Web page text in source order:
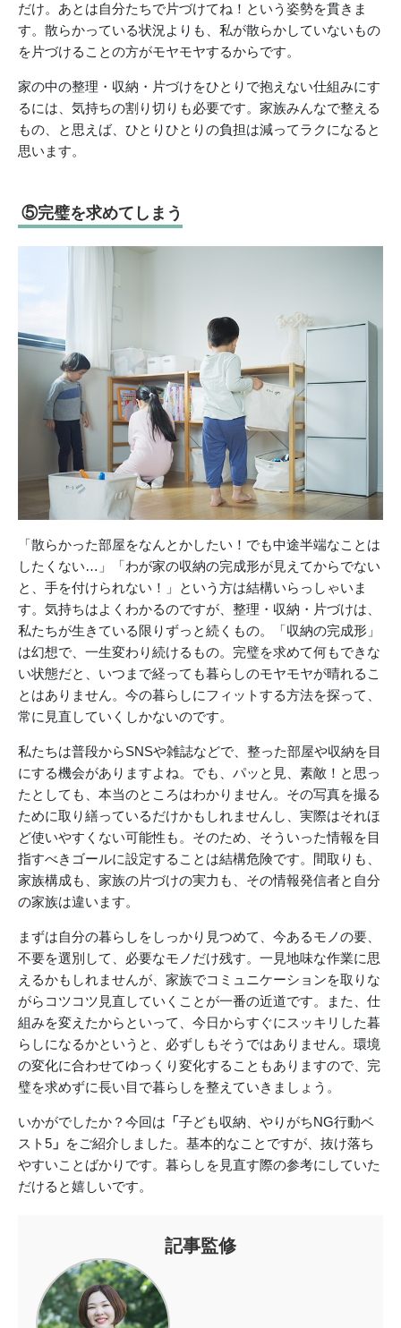
だけ。あとは自分たちで片づけてね！という姿勢を貫きま
す。散らかっている状況よりも、私が散らかしていないもの
を片づけることの方がモヤモヤするからです。
家の中の整理・収納・片づけをひとりで抱えない仕組みにす
るには、気持ちの割り切りも必要です。家族みんなで整える
もの、と思えば、ひとりひとりの負担は減ってラクになると
思います。
⑤完璧を求めてしまう
「散らかった部屋をなんとかしたい！でも中途半端なことは
したくない…」「わが家の収納の完成形が見えてからでない
と、手を付けられない！」という方は結構いらっしゃいま
す。気持ちはよくわかるのですが、整理・収納・片づけは、
私たちが生きている限りずっと続くもの。「収納の完成形」
は幻想で、一生変わり続けるもの。完璧を求めて何もできな
い状態だと、いつまで経っても暮らしのモヤモヤが晴れるこ
とはありません。今の暮らしにフィットする方法を探って、
常に見直していくしかないのです。
私たちは普段からSNSや雑誌などで、整った部屋や収納を目
にする機会がありますよね。でも、パッと見、素敵！と思っ
たとしても、本当のところはわかりません。その写真を撮る
ために取り繕っているだけかもしれませんし、実際はそれほ
ど使いやすくない可能性も。そのため、そういった情報を目
指すべきゴールに設定することは結構危険です。間取りも、
家族構成も、家族の片づけの実力も、その情報発信者と自分
の家族は違います。
まずは自分の暮らしをしっかり見つめて、今あるモノの要、
不要を選別して、必要なモノだけ残す。一見地味な作業に思
えるかもしれませんが、家族でコミュニケーションを取りな
がらコツコツ見直していくことが一番の近道です。また、仕
組みを変えたからといって、今日からすぐにスッキリした暮
らしになるかというと、必ずしもそうではありません。環境
の変化に合わせてゆっくり変化することもありますので、完
璧を求めずに長い目で暮らしを整えていきましょう。
いかがでしたか？今回は 「子ども収納、やりがちNG行動ベ
スト5 」 をご紹介しました。基本的なことですが、抜け落ち
やすいことばかりです。暮らしを見直す際の参考にしていた
だけると嬉しいです。
記事監修